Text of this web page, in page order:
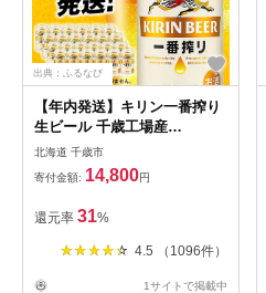
出典：ふるなび
【年内発送】キリン一番搾り
生ビール 千歳工場産
350ml（24本）
北海道 千歳市
寄付金額: 14,800円
還元率 31%
4.5 （1096件）
1サイトで掲載中